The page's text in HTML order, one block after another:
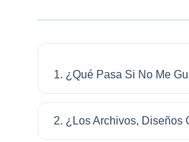
1. ¿Qué Pasa Si No Me
2. ¿Los Archivos, Diseños